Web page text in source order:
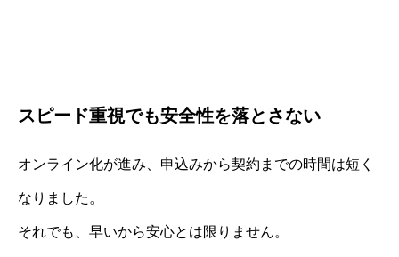
スピード重視でも安全性を落とさない
オンライン化が進み、申込みから契約までの時間は短く
なりました。
それでも、早いから安心とは限りません。